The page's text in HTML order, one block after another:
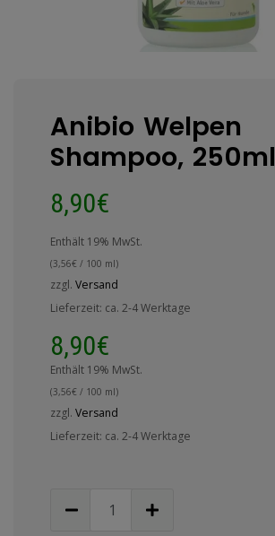
Anibio Welpen
Shampoo, 250ml
8,90€
Enthält 19% MwSt.
(3,56€ / 100 ml)
zzgl. Versand
Lieferzeit: ca. 2-4 Werktage
8,90€
Enthält 19% MwSt.
(3,56€ / 100 ml)
zzgl. Versand
Lieferzeit: ca. 2-4 Werktage